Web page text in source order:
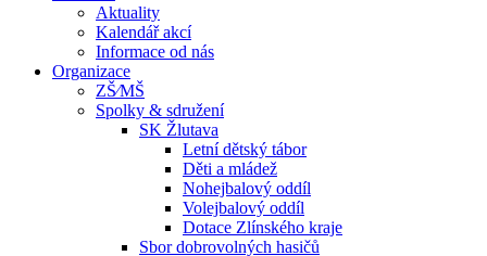
Aktuality
Kalendář akcí
Informace od nás
Organizace
ZŠ⁄MŠ
Spolky & sdružení
SK Žlutava
Letní dětský tábor
Děti a mládež
Nohejbalový oddíl
Volejbalový oddíl
Dotace Zlínského kraje
Sbor dobrovolných hasičů